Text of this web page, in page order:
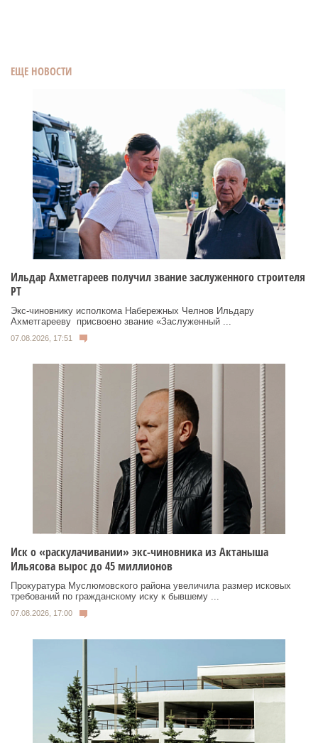
ЕЩЕ НОВОСТИ
Ильдар Ахметгареев получил звание заслуженного строителя
РТ
Экс‑чиновнику исполкома Набережных Челнов Ильдару
Ахметгарееву присвоено звание «Заслуженный ...
07.08.2026, 17:51
Иск о «раскулачивании» экс-чиновника из Актаныша
Ильясова вырос до 45 миллионов
Прокуратура Муслюмовского района увеличила размер исковых
требований по гражданскому иску к бывшему ...
07.08.2026, 17:00